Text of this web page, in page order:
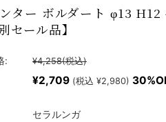
ター ボルダート φ13 H12
セール品】
: ¥4,258(税込)
¥2,709 (税込 ¥2,980)
セラルンガ